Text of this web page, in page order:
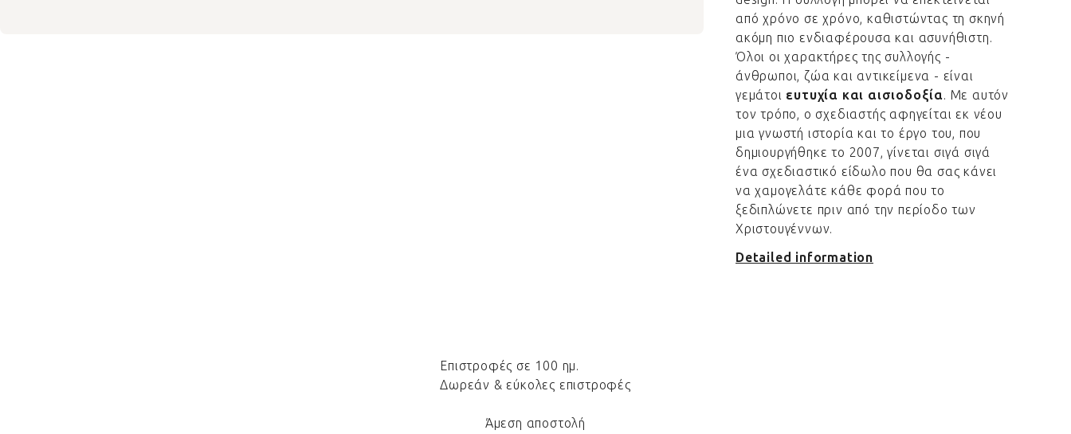
από χρόνο σε χρόνο, καθιστώντας τη σκηνή
ακόμη πιο ενδιαφέρουσα και ασυνήθιστη.
Όλοι οι χαρακτήρες της συλλογής -
άνθρωποι, ζώα και αντικείμενα - είναι
γεμάτοι ευτυχία και αισιοδοξία. Με αυτόν
τον τρόπο, ο σχεδιαστής αφηγείται εκ νέου
μια γνωστή ιστορία και το έργο του, που
δημιουργήθηκε το 2007, γίνεται σιγά σιγά
ένα σχεδιαστικό είδωλο που θα σας κάνει
να χαμογελάτε κάθε φορά που το
ξεδιπλώνετε πριν από την περίοδο των
Χριστουγέννων.
Detailed information
Επιστροφές σε 100 ημ.
Δωρεάν & εύκολες επιστροφές
Άμεση αποστολή